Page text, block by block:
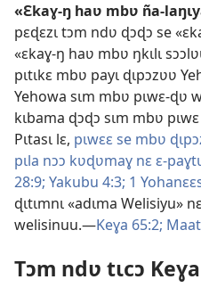
«Ɛkaɣ-ŋ haʋ mbʋ ña-
pɛɖɛzɩ tɔm ndʋ ɖɔɖɔ se
«ɛkaɣ-ŋ haʋ mbʋ ŋkɩlɩ
pɩtɩkɛ mbʋ payɩ ɖɩpɔzʋʋ
Yehowa sɩm mbʋ pɩwɛ-ɖʋ
kɩbama ɖɔɖɔ sɩm mbʋ
Pɩtasɩ lɛ, pɩwɛɛ se mbʋ
pɩla nɔɔ kʋɖʋmaɣ nɛ ɛ-
28:9; Yakubu 4:3; 1
ɖɩtɩmnɩ «adɩma Welisiyu»
welisinuu.—Keɣa 65:2;
Tɔm ndʋ tɩcɔ